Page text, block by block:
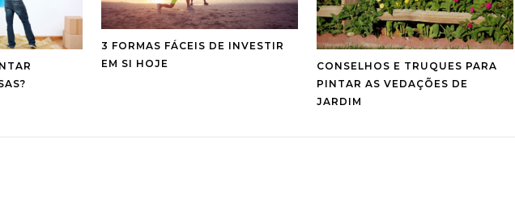
3 FORMAS FÁCEIS DE INVESTIR
EM SI HOJE
CONSELHOS E TRUQUES PARA
PINTAR AS VEDAÇÕES DE
JARDIM